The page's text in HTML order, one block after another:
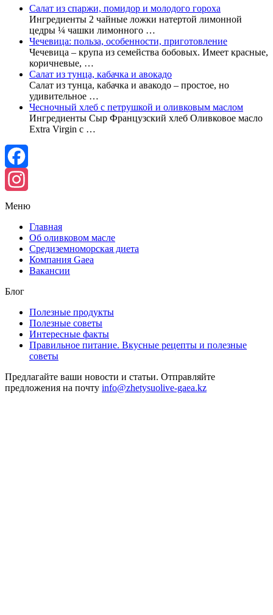
Салат из спаржи, помидор и молодого гороха
Ингредиенты 2 чайные ложки натертой лимонной
цедры ¼ чашки лимонного …
Чечевица: польза, особенности, приготовление
Чечевица – крупа из семейства бобовых. Имеет красные,
коричневые, …
Салат из тунца, кабачка и авокадо
Салат из тунца, кабачка и авакодо – простое, но
удивительное …
Чесночный хлеб с петрушкой и оливковым маслом
Ингредиенты Сыр Французский хлеб Оливковое масло
Extra Virgin с …
Facebook
Instagram
Меню
Главная
Об оливковом масле
Средиземноморская диета
Компания Gaea
Вакансии
Блог
Полезные продукты
Полезные советы
Интересные факты
Правильное питание. Вкусные рецепты и полезные
советы
Предлагайте ваши новости и статьи. Отправляйте
предложения на почту info@zhetysuolive-gaea.kz